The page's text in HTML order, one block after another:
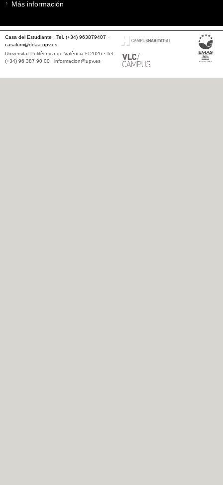
Más información
Casa del Estudiante · Tel. (+34) 963879407 ·
casalum@ddaa.upv.es
Universitat Politècnica de València © 2026 · Tel.
(+34) 96 387 90 00 · informacion@upv.es